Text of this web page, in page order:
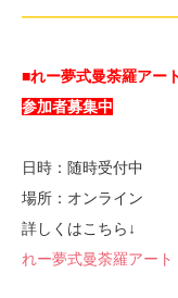
■れー夢式曼荼羅アー
参加者募集中
日時：随時受付中
場所：オンライン
詳しくはこちら↓
れー夢式曼荼羅アート